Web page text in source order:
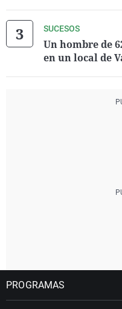
SUCESOS
Un hombre de
en un local de
PROGRAMAS